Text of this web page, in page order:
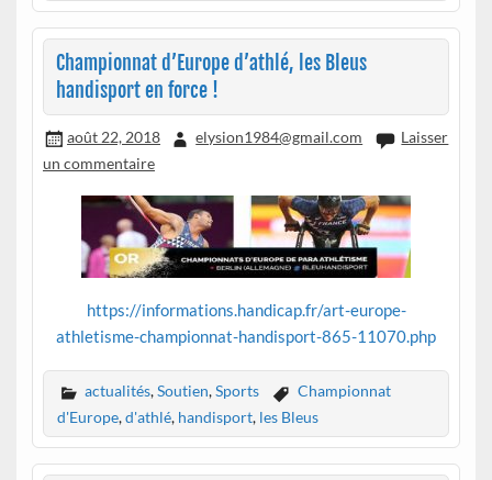
Championnat d’Europe d’athlé, les Bleus
handisport en force !
août 22, 2018 elysion1984@gmail.com
Laisser
un commentaire
https://informations.handicap.fr/art-europe-
athletisme-championnat-handisport-865-11070.php
actualités,Soutien,Sports
Championnat
d'Europe,d'athlé, handisport, les Bleus